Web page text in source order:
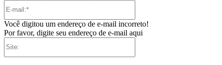
Você digitou um endereço de e-mail incorreto!
Por favor, digite seu endereço de e-mail aqui